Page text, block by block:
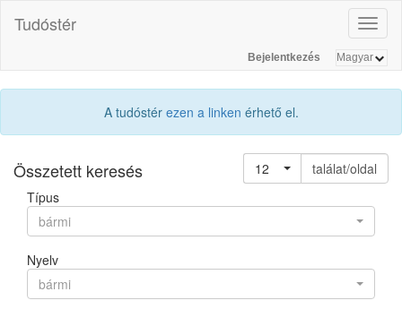
Tudóstér
Bejelentkezés
A tudóstér ezen a linken érhető el.
Összetett keresés 12
találat/oldal
Típus
bármi
Nyelv
bármi